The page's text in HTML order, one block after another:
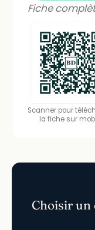
Fiche
Scanner pour
la fiche sur
Choisir un